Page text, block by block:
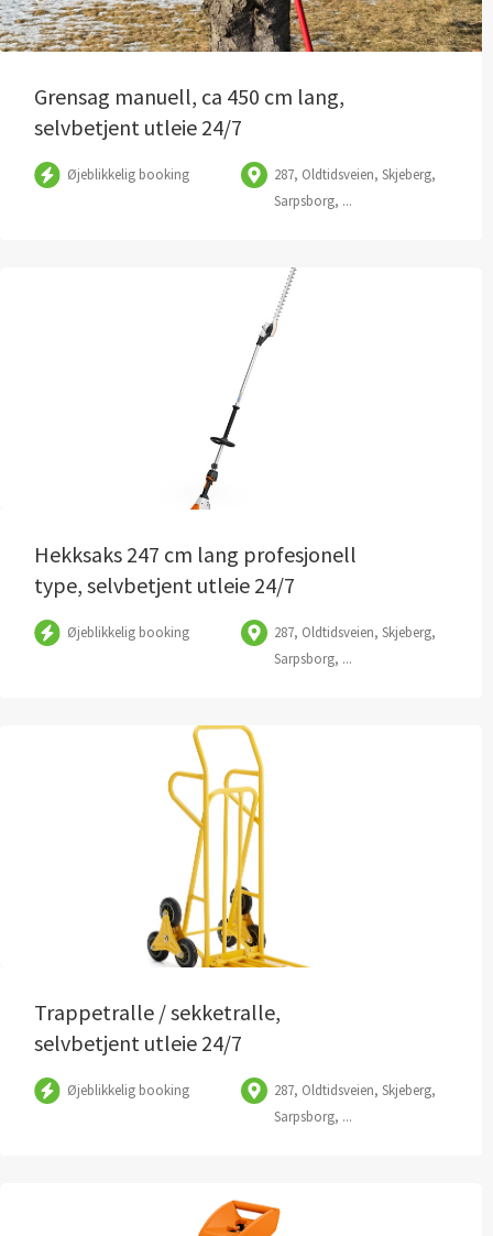
Grensag manuell, ca 450 cm lang,
selvbetjent utleie 24/7
Øjeblikkelig booking
287, Oldtidsveien, Skjeberg,
Sarpsborg, ...
Hekksaks 247 cm lang profesjonell
type, selvbetjent utleie 24/7
Øjeblikkelig booking
287, Oldtidsveien, Skjeberg,
Sarpsborg, ...
Trappetralle / sekketralle,
selvbetjent utleie 24/7
Øjeblikkelig booking
287, Oldtidsveien, Skjeberg,
Sarpsborg, ...